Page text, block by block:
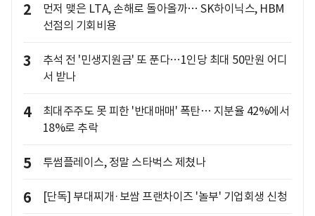
2
먼저 맺은 LTA, 손해로 돌아올까… SK하이닉스, HBM
선점의 기회비용
3
추석 전 '민생지원금' 또 푼다…1인당 최대 50만원 어디
서 받나
4
최대주주도 못 피한 '반대매매' 폭탄… 지분율 42%에서
18%로 추락
5 투썸플레이스, 정말 스타벅스 제쳤나
6 [단독] 부대찌개·보쌈 프랜차이즈 '놀부' 기업회생 신청